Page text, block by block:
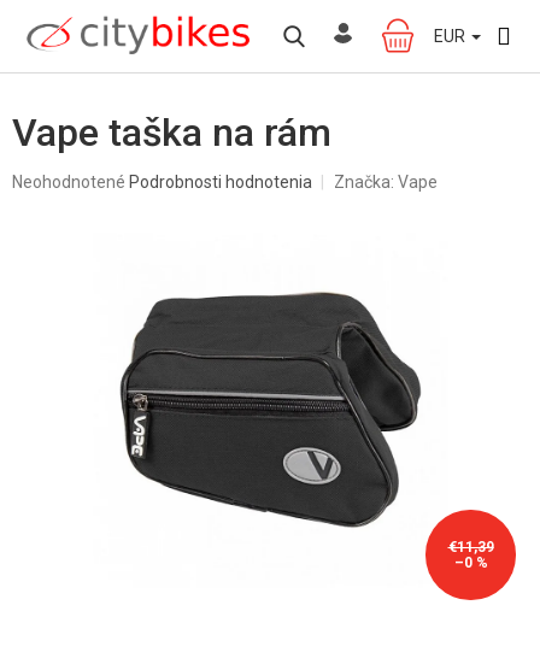
obsah
NÁKUPNÝ
KOŠÍK
EUR
Vape taška na rám
Priemerné
Neohodnotené Podrobnosti hodnotenia Značka: Vape
€11,39
–0 %